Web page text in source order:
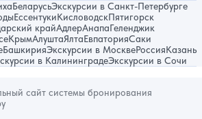
БеларусьЭкскурсии в Санкт-Петербурге
ЕссентукиКисловодскПятигорск
крайАдлерАнапаГеленджик
КрымАлуштаЯлтаЕвпаторияСаки
БашкирияЭкскурсии в МосквеРоссияКазань
в КалининградеЭкскурсии в Сочи
сайт системы бронирования